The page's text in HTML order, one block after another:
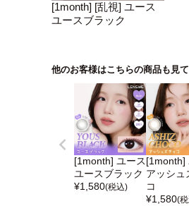
[1month] [乱視] ユース
ユースブラック
他のお客様はこちらの商品も見
[1month] ユース
ユースブラック
¥1,580(税込)
[1month]
アッシュ
コ
¥1,580(